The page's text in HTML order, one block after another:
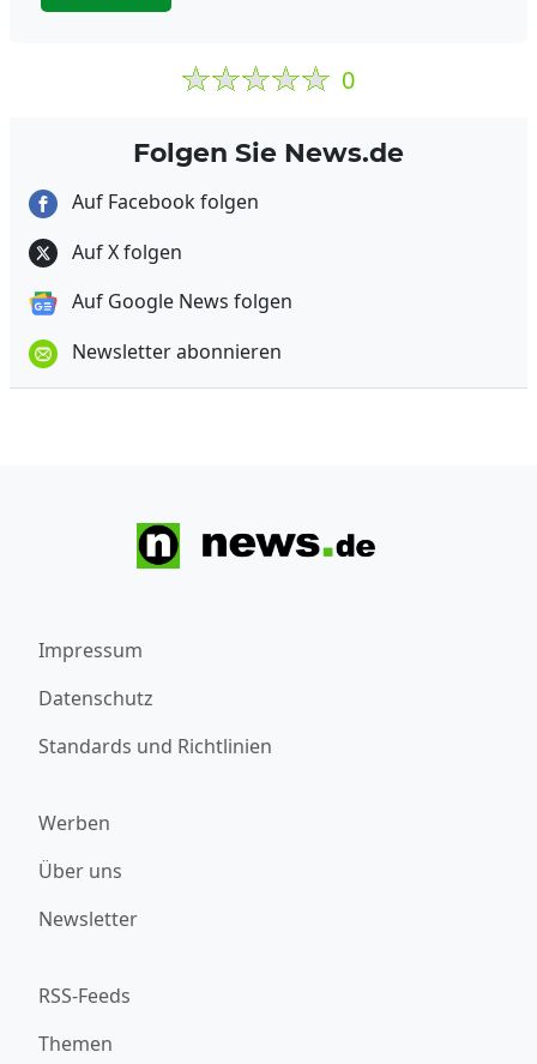
0
Folgen Sie News.de
Auf Facebook folgen
Auf X folgen
Auf Google News folgen
Newsletter abonnieren
Impressum
Datenschutz
Standards und Richtlinien
Werben
Über uns
Newsletter
RSS-Feeds
Themen